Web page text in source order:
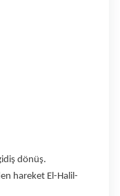
dönüş.
hareket El-Halil-